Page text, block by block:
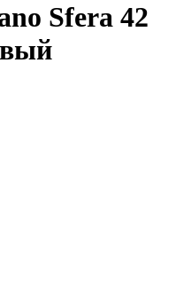
Sfera 42